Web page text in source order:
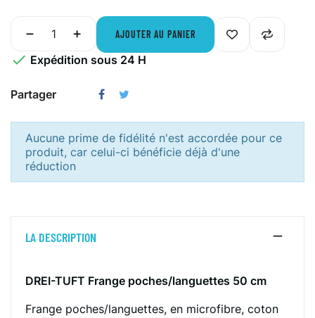
AJOUTER AU PANIER
 Expédition sous 24 H
Partager
Aucune prime de fidélité n'est accordée pour ce
produit, car celui-ci bénéficie déjà d'une
réduction
LA DESCRIPTION
DREI-TUFT Frange poches/languettes 50 cm
Frange poches/languettes, en microfibre, coton